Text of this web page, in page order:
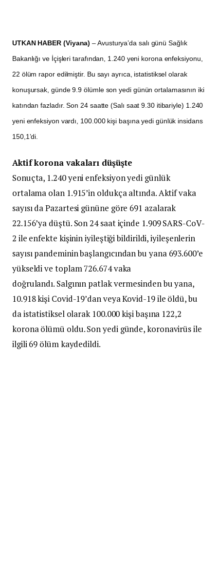
UTKAN HABER (Viyana)– Avusturya’da salı günü Sağlık
Bakanlığı ve İçişleri tarafından, 1.240 yeni korona enfeksiyonu,
22 ölüm rapor edilmiştir. Bu sayı ayrıca, istatistiksel olarak
konuşursak, günde 9.9 ölümle son yedi günün ortalamasının iki
katından fazladır. Son 24 saatte (Salı saat 9.30 itibariyle) 1.240
yeni enfeksiyon vardı, 100.000 kişi başına yedi günlük insidans
150,1’di.
Aktif korona vakaları düşüşte
Sonuçta, 1.240 yeni enfeksiyon yedi günlük
ortalama olan 1.915’in oldukça altında. Aktif vaka
sayısı da Pazartesi gününe göre 691 azalarak
22.156’ya düştü. Son 24 saat içinde 1.909 SARS-CoV-
2 ile enfekte kişinin iyileştiği bildirildi, iyileşenlerin
sayısı pandeminin başlangıcından bu yana 693.600’e
yükseldi ve toplam 726.674 vaka
doğrulandı. Salgının patlak vermesinden bu yana,
10.918 kişi Covid-19’dan veya Kovid-19 ile öldü, bu
da istatistiksel olarak 100.000 kişi başına 122,2
korona ölümü oldu. Son yedi günde, koronavirüs ile
ilgili 69 ölüm kaydedildi.